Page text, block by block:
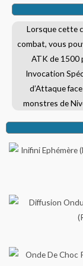
Lorsque cette
combat, vous
ATK de 1500
Invocation
d’Attaque
monstres de